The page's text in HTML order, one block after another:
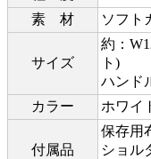
素 材
ソフト
サイズ
約：
ト)
ハンド
カラー
ホワイ
付属品
保存用
ショル